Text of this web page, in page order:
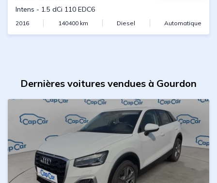
Intens - 1.5 dCi 110 EDC6
2016 140400km Diesel Automatique
Dernières voitures vendues à Gourdon